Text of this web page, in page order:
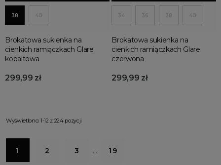
38 40
Brokatowa sukienka na
cienkich ramiączkach Glare
kobaltowa
299,99 zł
34 36 38 40
Brokatowa sukienka na
cienkich ramiączkach Glare
czerwona
299,99 zł
Wyświetlono: 1-12 z 224 pozycji
1 2 3 … 19